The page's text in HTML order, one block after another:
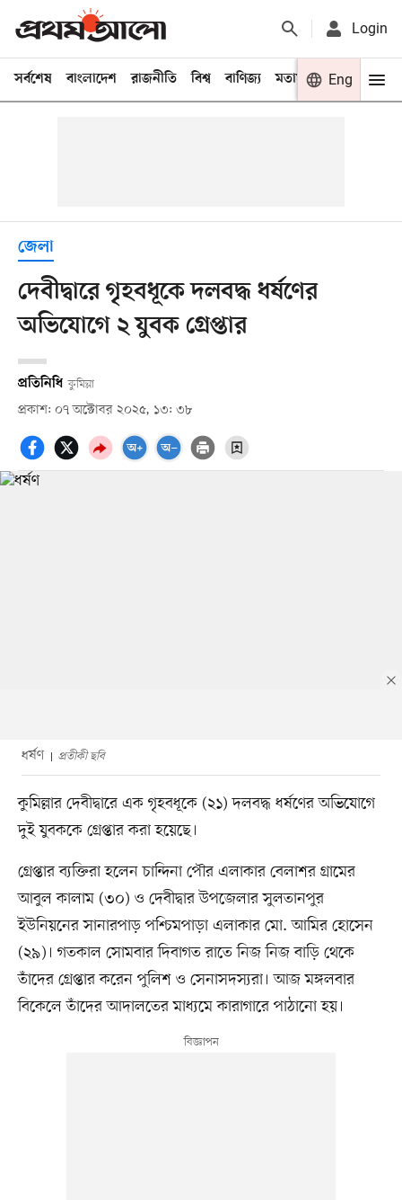
Login
সর্বশেষ বাংলাদেশ রাজনীতি বিশ্ব বাণিজ্য মতামত খেলা
Eng
জেলা
দেবীদ্বারে গৃহবধূকে দলবদ্ধ ধর্ষণের
অভিযোগে ২ যুবক গ্রেপ্তার
প্রতিনিধি কুমিল্লা
প্রকাশ: ০৭ অক্টোবর ২০২৫, ১৩: ৩৮
ধর্ষণ প্রতীকী ছবি
কুমিল্লার দেবীদ্বারে এক গৃহবধূকে (২১) দলবদ্ধ ধর্ষণের অভিযোগে
দুই যুবককে গ্রেপ্তার করা হয়েছে।
গ্রেপ্তার ব্যক্তিরা হলেন চান্দিনা পৌর এলাকার বেলাশর গ্রামের
আবুল কালাম (৩০) ও দেবীদ্বার উপজেলার সুলতানপুর
ইউনিয়নের সানারপাড় পশ্চিমপাড়া এলাকার মো. আমির হোসেন
(২৯)। গতকাল সোমবার দিবাগত রাতে নিজ নিজ বাড়ি থেকে
তাঁদের গ্রেপ্তার করেন পুলিশ ও সেনাসদস্যরা। আজ মঙ্গলবার
বিকেলে তাঁদের আদালতের মাধ্যমে কারাগারে পাঠানো হয়।